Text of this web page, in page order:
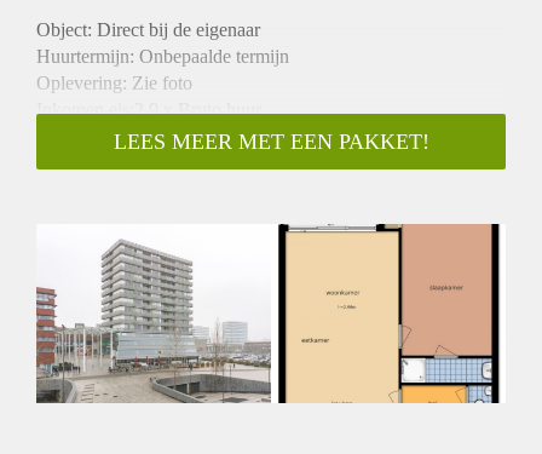
Object: Direct bij de eigenaar
Huurtermijn: Onbepaalde termijn
Oplevering: Zie foto
Inkomen eis:2,9 x Bruto huur
Garantiestelling mogelijk: Ja
Borg: 1 Maand
Huisdieren toegestaan: Afhankelijk van de Eigenaar
Huurtoeslag grens: Nee
Geschikt voor studenten: Afhankelijk van de Eigenaar
LEES MEER MET EEN PAKKET!